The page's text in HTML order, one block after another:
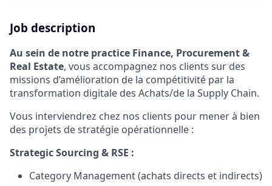
Job description
Au sein de notre practice Finance, Procurement &
Real Estate, vous accompagnez nos clients sur des
missions d’amélioration de la compétitivité par la
transformation digitale des Achats/de la Supply Chain.
Vous interviendrez chez nos clients pour mener à bien
des projets de stratégie opérationnelle :
Strategic Sourcing & RSE :
Category Management (achats directs et indirects)